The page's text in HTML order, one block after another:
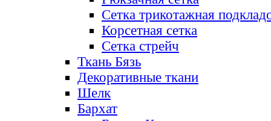
Сетка трикотажная
Корсетная сетка
Сетка стрейч
Ткань Бязь
Декоративные ткани
Шелк
Бархат